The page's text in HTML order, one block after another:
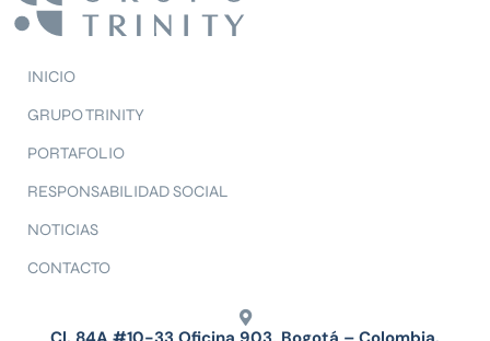
INICIO
GRUPO TRINITY
PORTAFOLIO
RESPONSABILIDAD SOCIAL
NOTICIAS
CONTACTO